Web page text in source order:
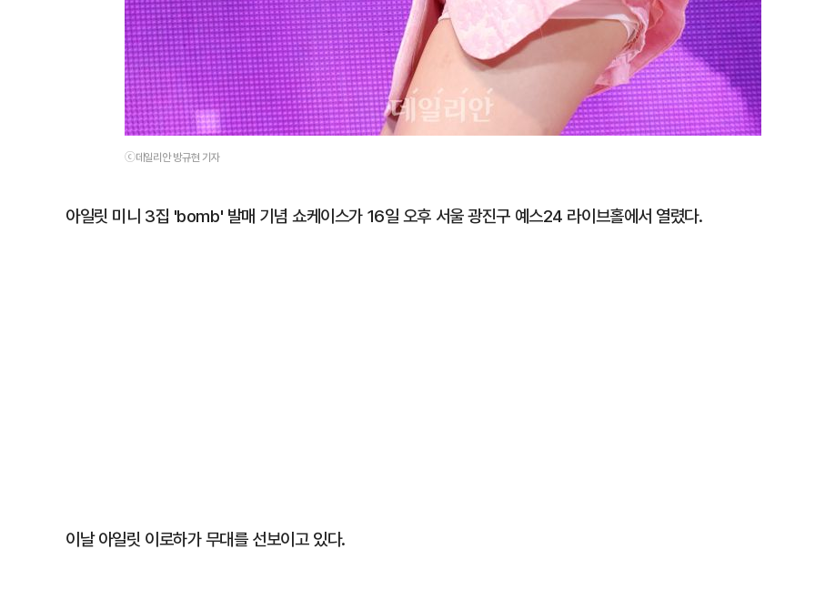
ⓒ데일리안 방규현 기자
아일릿 미니 3집 'bomb' 발매 기념 쇼케이스가 16일 오후 서울 광진구 예스24 라이브홀에서 열렸다.
이날 아일릿 이로하가 무대를 선보이고 있다.